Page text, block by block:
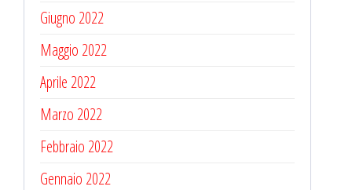
Giugno 2022
Maggio 2022
Aprile 2022
Marzo 2022
Febbraio 2022
Gennaio 2022